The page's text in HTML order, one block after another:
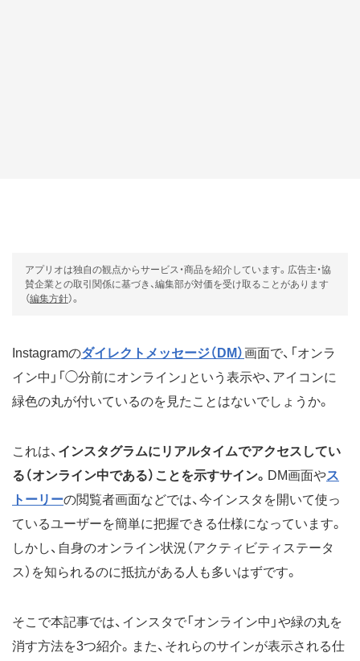
アプリオは独自の観点からサービス・商品を紹介しています。広告主・協
賛企業との取引関係に基づき、編集部が対価を受け取ることがあります
（編集方針）。
Instagramのダイレクトメッセージ（DM）画面で、「オンラ
イン中」「◯分前にオンライン」という表示や、アイコンに
緑色の丸が付いているのを見たことはないでしょうか。
これは、 インスタグラムにリアルタイムでアクセスしてい
る（オンライン中である）ことを示すサイン。 DM画面やス
トーリーの閲覧者画面などでは、今インスタを開いて使っ
ているユーザーを簡単に把握できる仕様になっています。
しかし、自身のオンライン状況（アクティビティステータ
ス）を知られるのに抵抗がある人も多いはずです。
そこで本記事では、インスタで「オンライン中」や緑の丸を
消す方法を3つ紹介。また、それらのサインが表示される仕